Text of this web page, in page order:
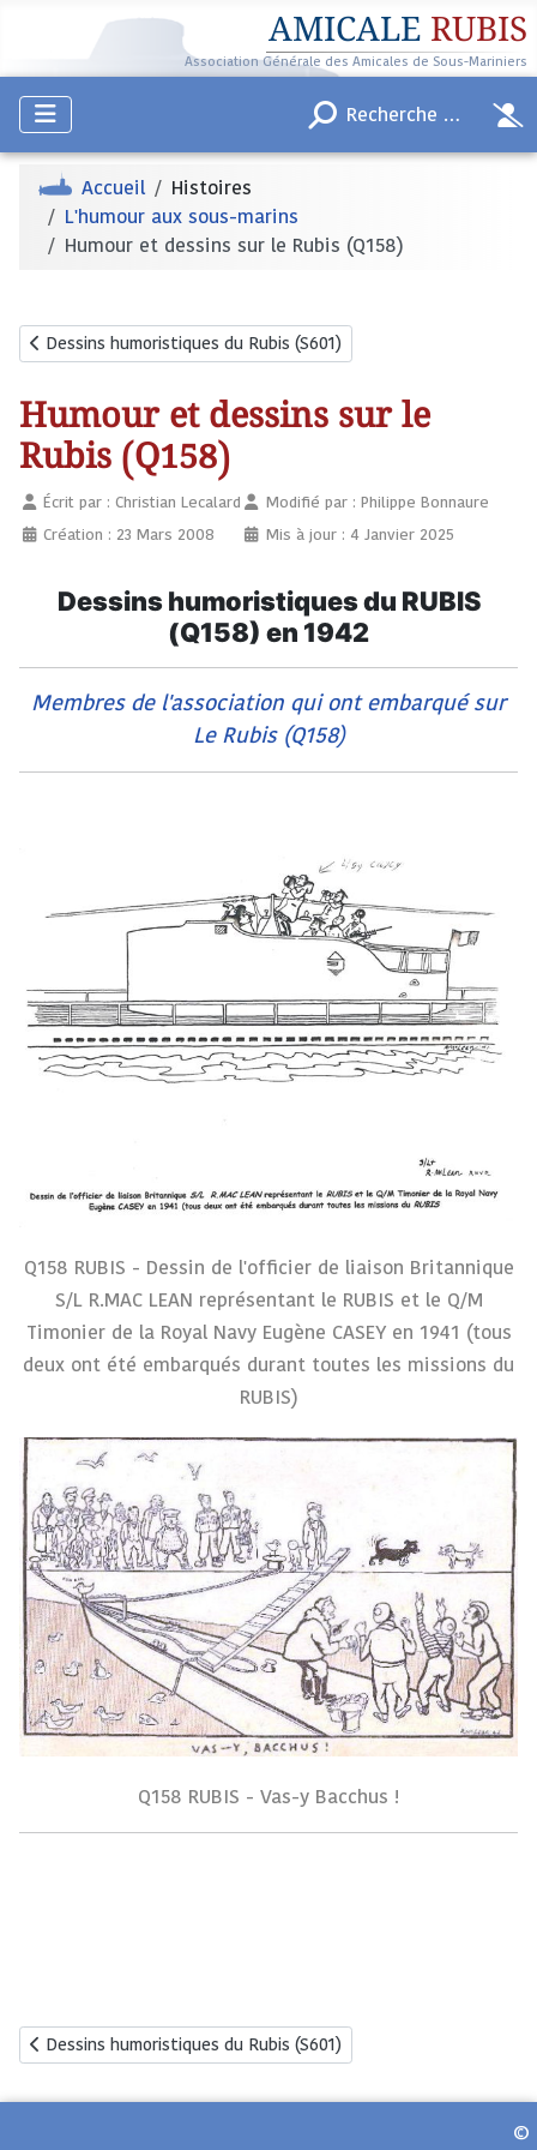
AMICALE RUBIS
Association Générale des Amicales de Sous-Mariniers
Accueil
Histoires
L'humour aux sous-marins
Humour et dessins sur le Rubis (Q158)
Article précédent : Dessins humoristiques du Rubis (S601)
Dessins humoristiques du Rubis (S601)
Humour et dessins sur le
Rubis (Q158)
Écrit par :Christian Lecalard
Création : 23 Mars 2008
Modifié par : Philippe Bonnaure
Mis à jour : 4 Janvier 2025
Dessins humoristiques du RUBIS
(Q158) en 1942
Membres de l'association qui ont embarqué sur
Le Rubis (Q158)
Q158 RUBIS - Dessin de l'officier de liaison Britannique
S/L R.MAC LEAN représentant le RUBIS et le Q/M
Timonier de la Royal Navy Eugène CASEY en 1941 (tous
deux ont été embarqués durant toutes les missions du
RUBIS)
Q158 RUBIS - Vas-y Bacchus !
Article précédent : Dessins humoristiques du Rubis (S601)
Dessins humoristiques du Rubis (S601)
©